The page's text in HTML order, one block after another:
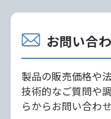
お問い合
製品の販売価格や
技術的なご質問や
らからお問い合わ